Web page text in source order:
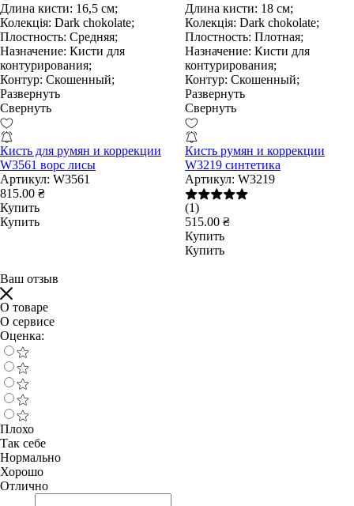
Длина кисти: 16,5 см;
Колекція: Dark chokolate;
Плостность: Средняя;
Назначение: Кисти для
контурирования;
Контур: Скошенный;
Развернуть
Свернуть
Кисть для румян и коррекции
W3561 ворс лисы
Артикул: W3561
815.00 ₴
Купить
Купить
Длина кисти: 18 см;
Колекція: Dark chokolate;
Плостность: Плотная;
Назначение: Кисти для
контурирования;
Контур: Скошенный;
Развернуть
Свернуть
Кисть румян и коррекции
W3219 синтетика
Артикул: W3219
(1)
515.00 ₴
Купить
Купить
Ваш отзыв
О товаре
О сервисе
Оценка:
Плохо
Так себе
Нормально
Хорошо
Отлично